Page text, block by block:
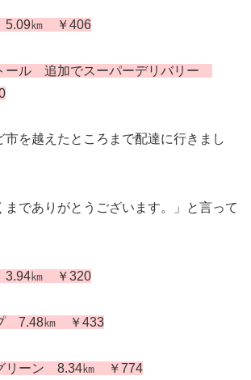
㎞ ￥406
ール 追加でスーパーデリバリー
市を越えたところまで配達に行きまし
までありがとうございます。」と言って
㎞ ￥320
7.48㎞ ￥433
リーン 8.34㎞ ￥774